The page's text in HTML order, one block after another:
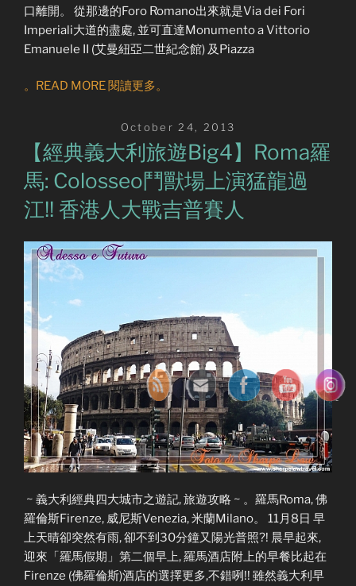
口離開。 從那邊的Foro Romano出來就是Via dei Fori
Imperiali大道的盡處, 並可直達Monumento a Vittorio
Emanuele II (艾曼紐亞二世紀念館) 及Piazza
。READ MORE 閱讀更多。
Posted
on
October 24, 2013
【經典義大利旅遊Big4】Roma羅
馬: Colosseo鬥獸場上演猛龍過
江!! 香港人大戰吉普賽人
~ 義大利經典四大城市之遊記, 旅遊攻略 ~ 。羅馬Roma, 佛
羅倫斯Firenze, 威尼斯Venezia, 米蘭Milano。 11月8日 早
上天晴卻突然有雨, 卻不到30分鐘又陽光普照?! 晨早起來,
迎來「羅馬假期」第二個早上, 羅馬酒店附上的早餐比起在
Firenze (佛羅倫斯)酒店的選擇更多,不錯咧!! 雖然義大利早